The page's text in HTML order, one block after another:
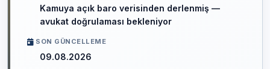
Kamuya açık baro verisinden derlenmiş —
avukat doğrulaması bekleniyor
SON GÜNCELLEME
09.08.2026